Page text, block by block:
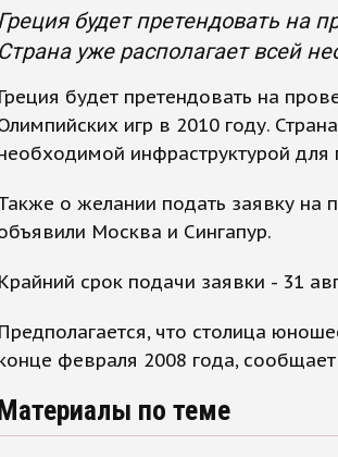
будет претендовать на
Страна уже располагает всей
Греция будет претендовать на
игр в 2010 году.
инфраструктурой для
о желании подать заявку на
Москва и Сингапур.
Крайний срок подачи заявки - 31
Предполагается, что столица
февраля 2008 года,
по теме